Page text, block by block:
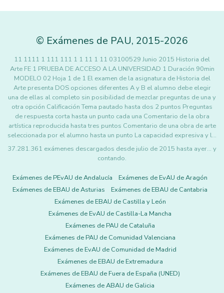
© Exámenes de PAU, 2015-2026
11 1111 1 111 111 1 1 11 1 11 03100529 Junio 2015 Historia del
Arte FE 1 PRUEBA DE ACCESO A LA UNIVERSIDAD 1 Duración 90min
MODELO 02 Hoja 1 de 1 El examen de la asignatura de Historia del
Arte presenta DOS opciones diferentes A y B el alumno debe elegir
una de ellas al completo sin posibilidad de mezclar preguntas de una y
otra opción Calificación Tema pautado hasta dos 2 puntos Preguntas
de respuesta corta hasta un punto cada una Comentario de la obra
artística reproducida hasta tres puntos Comentario de una obra de arte
seleccionada por el alumno hasta un punto La capacidad expresiva y l…
37.281.361 exámenes descargados desde julio de 2015 hasta ayer... y
contando.
Exámenes de PEvAU de Andalucía
Exámenes de EvAU de Aragón
Exámenes de EBAU de Asturias
Exámenes de EBAU de Cantabria
Exámenes de EBAU de Castilla y León
Exámenes de EvAU de Castilla-La Mancha
Exámenes de PAU de Cataluña
Exámenes de PAU de Comunidad Valenciana
Exámenes de EvAU de Comunidad de Madrid
Exámenes de EBAU de Extremadura
Exámenes de EBAU de Fuera de España (UNED)
Exámenes de ABAU de Galicia